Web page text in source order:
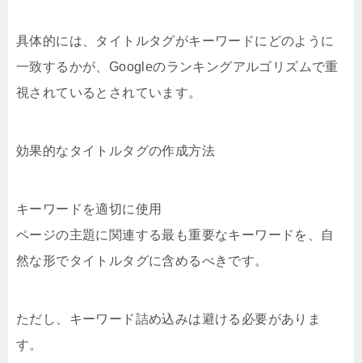
具体的には、タイトルタグがキーワードにどのように
一致するかが、Googleのランキングアルゴリズムで重
視されているとされています。
効果的なタイトルタグの作成方法
キーワードを適切に使用
ページの主題に関連する最も重要なキーワードを、自
然な形でタイトルタグに含めるべきです。
ただし、キーワード詰め込みは避ける必要がありま
す。